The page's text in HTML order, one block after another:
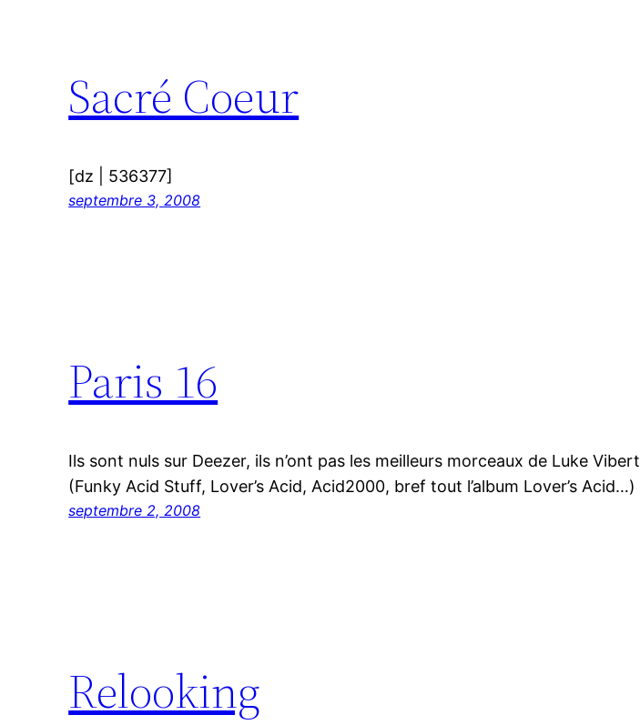
Sacré Coeur
[dz | 536377]
septembre 3, 2008
Paris 16
Ils sont nuls sur Deezer, ils n’ont pas les meilleurs morceaux de Luke Vibert
(Funky Acid Stuff, Lover’s Acid, Acid2000, bref tout l’album Lover’s Acid…)
septembre 2, 2008
Relooking